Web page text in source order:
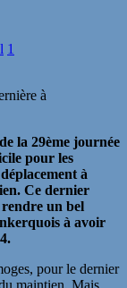
1
à
la 29ème journée
pour les
à
Ce dernier
rendre un bel
à avoir
pour le dernier